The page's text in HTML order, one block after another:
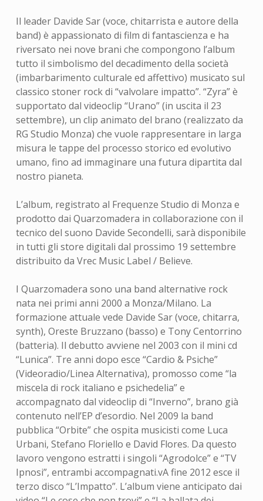
Il leader Davide Sar (voce, chitarrista e autore della
band) è appassionato di film di fantascienza e ha
riversato nei nove brani che compongono l’album
tutto il simbolismo del decadimento della società
(imbarbarimento culturale ed affettivo) musicato sul
classico stoner rock di “valvolare impatto”. “Zyra” è
supportato dal videoclip “Urano” (in uscita il 23
settembre), un clip animato del brano (realizzato da
RG Studio Monza) che vuole rappresentare in larga
misura le tappe del processo storico ed evolutivo
umano, fino ad immaginare una futura dipartita dal
nostro pianeta.
L’album, registrato al Frequenze Studio di Monza e
prodotto dai Quarzomadera in collaborazione con il
tecnico del suono Davide Secondelli, sarà disponibile
in tutti gli store digitali dal prossimo 19 settembre
distribuito da Vrec Music Label / Believe.
I Quarzomadera sono una band alternative rock
nata nei primi anni 2000 a Monza/Milano. La
formazione attuale vede Davide Sar (voce, chitarra,
synth), Oreste Bruzzano (basso) e Tony Centorrino
(batteria). Il debutto avviene nel 2003 con il mini cd
“Lunica”. Tre anni dopo esce “Cardio & Psiche”
(Videoradio/Linea Alternativa), promosso come “la
miscela di rock italiano e psichedelia” e
accompagnato dal videoclip di “Inverno”, brano già
contenuto nell’EP d’esordio. Nel 2009 la band
pubblica “Orbite” che ospita musicisti come Luca
Urbani, Stefano Floriello e David Flores. Da questo
lavoro vengono estratti i singoli “Agrodolce” e “TV
Ipnosi”, entrambi accompagnati.vA fine 2012 esce il
terzo disco “L’Impatto”. L’album viene anticipato dai